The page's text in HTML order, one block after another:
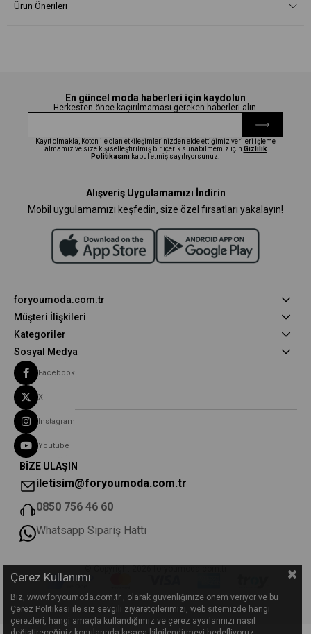
Ürün Önerileri
En güncel moda haberleri için kaydolun
Herkesten önce kaçırılmaması gereken haberleri alın.
Kayıt olmakla, Koton ile olan etkileşimlerinizden elde ettiğimiz verileri işleme
almamız ve size kişiselleştirilmiş bir içerik sunabilmemiz için Gizlilik
Politikasını kabul etmiş sayılıyorsunuz.
Alışveriş Uygulamamızı İndirin
Mobil uygulamamızı keşfedin, size özel fırsatları yakalayın!
foryoumoda.com.tr
Müşteri İlişkileri
Kategoriler
Sosyal Medya
Facebook
X
Instagram
Youtube
BİZE ULAŞIN
iletisim@foryoumoda.com.tr
0850 756 46 60
Whatsapp Sipariş Hattı
Çerez Kullanımı
Biz, www.foryoumoda.com.tr , olarak güvenliğinize önem veriyor ve bu
Çerez Politikası ile siz sevgili ziyaretçilerimizi, web sitemizde hangi
çerezleri, hangi amaçla kullandığımız ve çerez ayarlarınızı nasıl